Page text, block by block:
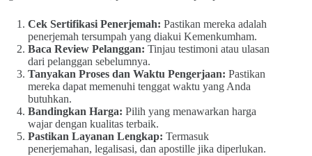
Cek Sertifikasi Penerjemah: Pastikan mereka adalah
penerjemah tersumpah yang diakui Kemenkumham.
Baca Review Pelanggan: Tinjau testimoni atau ulasan
dari pelanggan sebelumnya.
Tanyakan Proses dan Waktu Pengerjaan: Pastikan
mereka dapat memenuhi tenggat waktu yang Anda
butuhkan.
Bandingkan Harga: Pilih yang menawarkan harga
wajar dengan kualitas terbaik.
Pastikan Layanan Lengkap: Termasuk
penerjemahan, legalisasi, dan apostille jika diperlukan.